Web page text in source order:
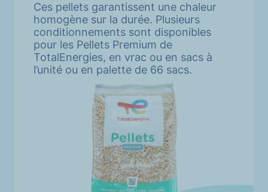
Ces pellets garantissent une chaleur
homogène sur la durée. Plusieurs
conditionnements sont disponibles
pour les Pellets Premium de
TotalEnergies, en vrac ou en sacs à
l’unité ou en palette de 66 sacs.